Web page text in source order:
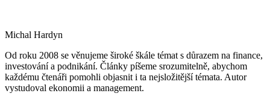
Michal Hardyn
Od roku 2008 se věnujeme široké škále témat s důrazem na finance,
investování a podnikání. Články píšeme srozumitelně, abychom
každému čtenáři pomohli objasnit i ta nejsložitější témata. Autor
vystudoval ekonomii a management.